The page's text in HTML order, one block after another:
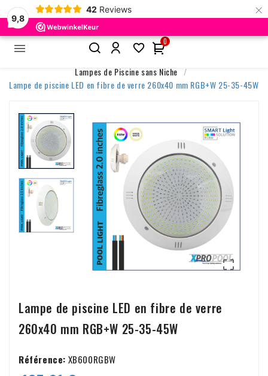
9,8
42 Reviews ×
 
0
Accueil
Éclairage de Piscine
Lampes de Piscine sans Niche
Lampe de piscine LED en fibre de verre 260x40 mm RGB+W 25-35-45W

Lampe de piscine LED en fibre de verre
260x40 mm RGB+W 25-35-45W
Référence: XB600RGBW